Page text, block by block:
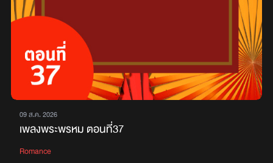
09 ส.ค. 2026
เพลงพระพรหม ตอนที่37
Romance